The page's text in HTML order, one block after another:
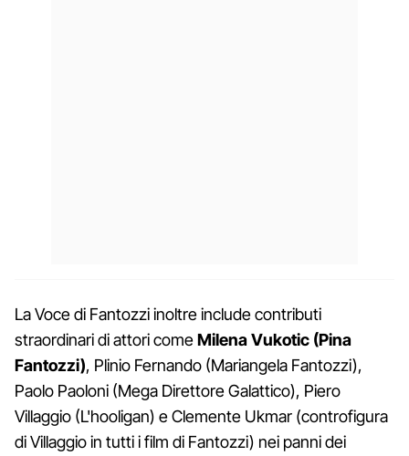
La Voce di Fantozzi inoltre include contributi
straordinari di attori comeMilena Vukotic (Pina
Fantozzi), Plinio Fernando (Mariangela Fantozzi),
Paolo Paoloni (Mega Direttore Galattico), Piero
Villaggio (L'hooligan) e Clemente Ukmar (controfigura
di Villaggio in tutti i film di Fantozzi) nei panni dei